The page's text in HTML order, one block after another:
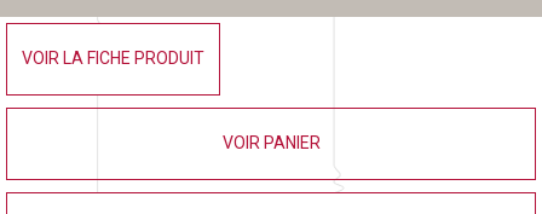
VOIR LA FICHE PRODUIT
VOIR PANIER